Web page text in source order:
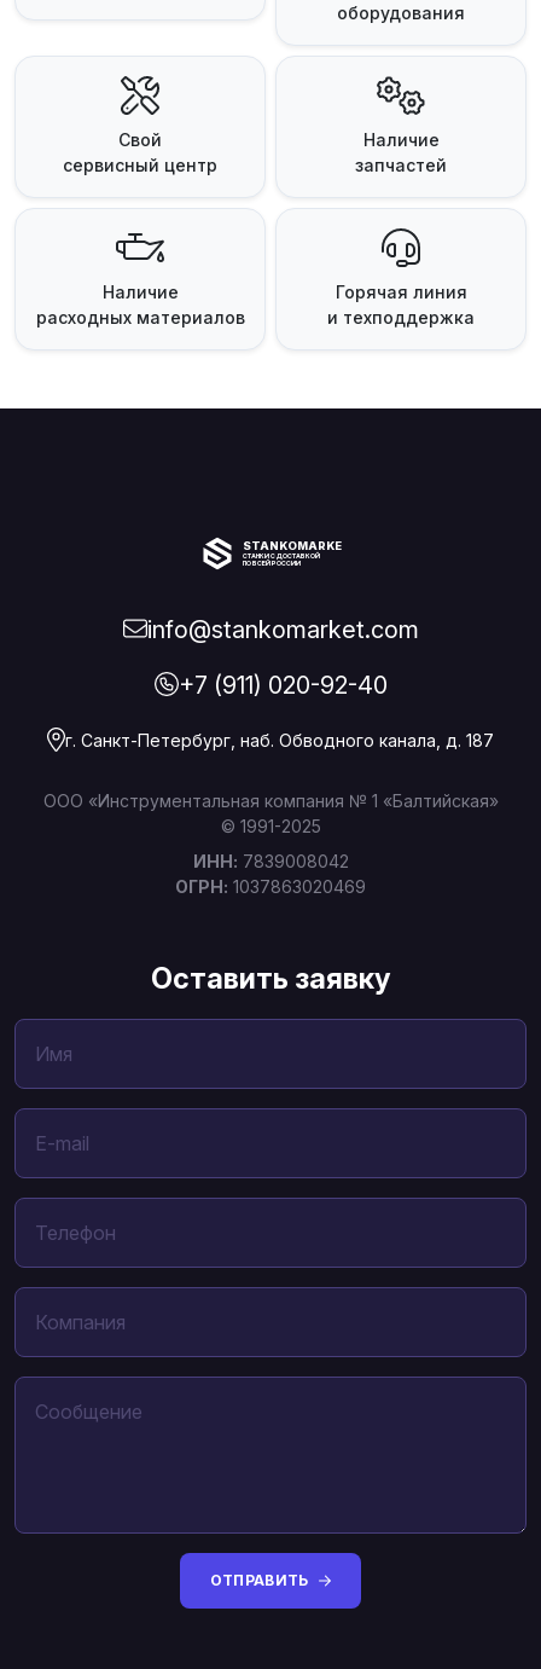
оборудования
Свой
сервисный центр
Наличие
запчастей
Наличие
расходных материалов
Горячая линия
и техподдержка
STANKOMARKET
СТАНКИ С ДОСТАВКОЙ
ПО ВСЕЙ РОССИИ
info@stankomarket.com
+7 (911) 020-92-40
г. Санкт-Петербург, наб. Обводного канала, д. 187
ООО «Инструментальная компания № 1 «Балтийская»
© 1991-2025
ИНН: 7839008042
ОГРН: 1037863020469
Оставить заявку
ОТПРАВИТЬ